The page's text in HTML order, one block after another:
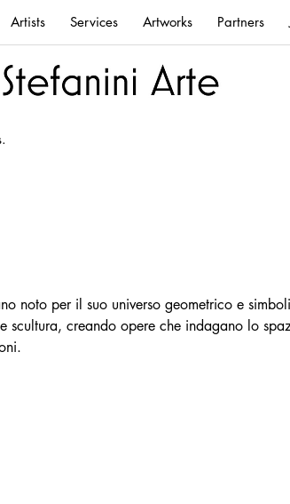
Artists Services Artworks Partners
per il suo universo geometrico e
creando opere che indagano lo